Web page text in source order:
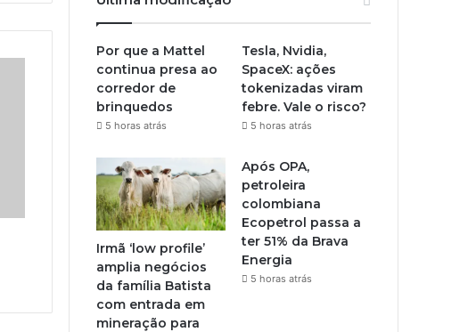
Por que a Mattel
continua presa ao
corredor de
brinquedos
5 horas atrás
Tesla, Nvidia,
SpaceX: ações
tokenizadas viram
febre. Vale o risco?
5 horas atrás
Irmã ‘low profile’
amplia negócios
da família Batista
com entrada em
mineração para
Após OPA,
petroleira
colombiana
Ecopetrol passa a
ter 51% da Brava
Energia
5 horas atrás